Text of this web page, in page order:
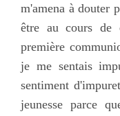
m'amena à douter
être au cours de
première
je me sentais
sentiment
jeunesse parce